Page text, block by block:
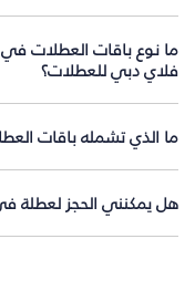
ما نوع باقات العطلات
فلاي دبي للعطلات؟
ما الذي تشمله باقات
هل يمكنني الحجز لعطلة